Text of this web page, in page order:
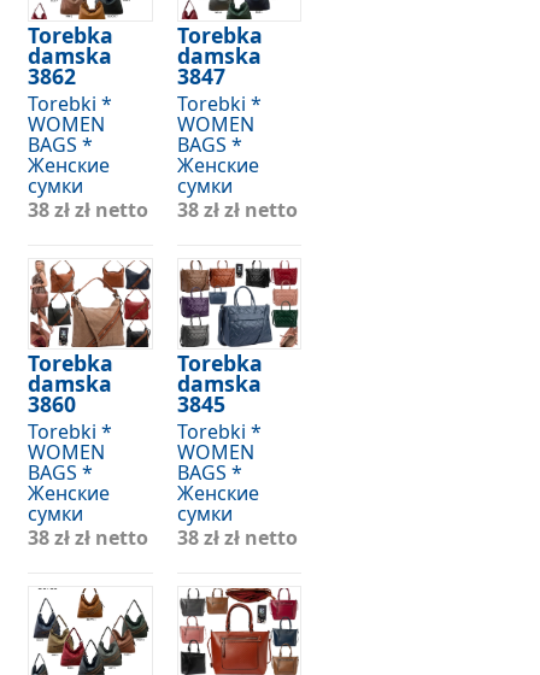
Torebka
damska
3862
Torebki *
WOMEN
BAGS *
Женские
сумки
38 złzł netto
Torebka
damska
3860
Torebki *
WOMEN
BAGS *
Женские
сумки
38 złzł netto
Torebka
damska
3847
Torebki *
WOMEN
BAGS *
Женские
сумки
38 złzł netto
Torebka
damska
3845
Torebki *
WOMEN
BAGS *
Женские
сумки
38 złzł netto